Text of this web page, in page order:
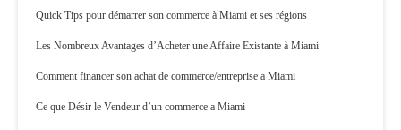
Quick Tips pour démarrer son commerce à Miami et ses régions
Les Nombreux Avantages d’Acheter une Affaire Existante à Miami
Comment financer son achat de commerce/entreprise a Miami
Ce que Désir le Vendeur d’un commerce a Miami